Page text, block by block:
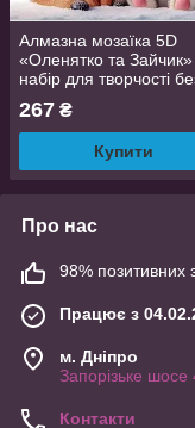
Алмазна мозаїка 5D
«Оленятко та Зайчик»
набір для творчості
267 ₴
Купити
Про нас
98% позитивних з
Працює з
м. Дніпро
Запорізьке шосе
Контакти